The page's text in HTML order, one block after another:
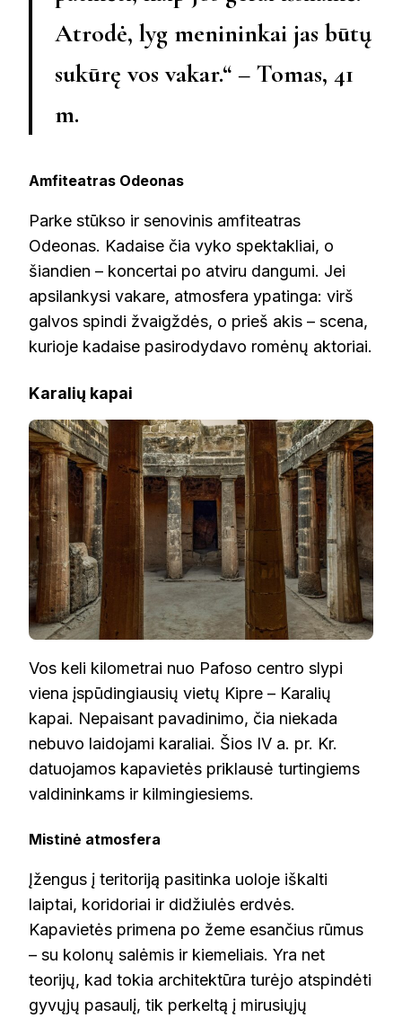
Atrodė, lyg menininkai jas būtų
sukūrę vos vakar.“ – Tomas, 41
m.
Amfiteatras Odeonas
Parke stūkso ir senovinis amfiteatras
Odeonas. Kadaise čia vyko spektakliai, o
šiandien – koncertai po atviru dangumi. Jei
apsilankysi vakare, atmosfera ypatinga: virš
galvos spindi žvaigždės, o prieš akis – scena,
kurioje kadaise pasirodydavo romėnų aktoriai.
Karalių kapai
Vos keli kilometrai nuo Pafoso centro slypi
viena įspūdingiausių vietų Kipre – Karalių
kapai. Nepaisant pavadinimo, čia niekada
nebuvo laidojami karaliai. Šios IV a. pr. Kr.
datuojamos kapavietės priklausė turtingiems
valdininkams ir kilmingiesiems.
Mistinė atmosfera
Įžengus į teritoriją pasitinka uoloje iškalti
laiptai, koridoriai ir didžiulės erdvės.
Kapavietės primena po žeme esančius rūmus
– su kolonų salėmis ir kiemeliais. Yra net
teorijų, kad tokia architektūra turėjo atspindėti
gyvųjų pasaulį, tik perkeltą į mirusiųjų